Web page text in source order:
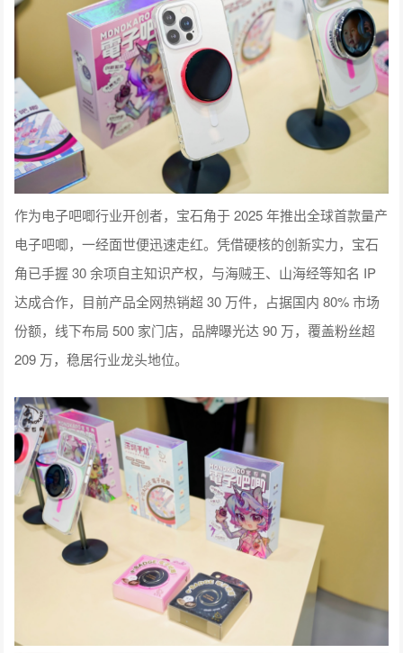
作为电子吧唧行业开创者，宝石角于 2025 年推出全球首款量产
电子吧唧，一经面世便迅速走红。凭借硬核的创新实力，宝石
角已手握 30 余项自主知识产权，与海贼王、山海经等知名 IP
达成合作，目前产品全网热销超 30 万件，占据国内 80% 市场
份额，线下布局 500 家门店，品牌曝光达 90 万，覆盖粉丝超
209 万，稳居行业龙头地位。